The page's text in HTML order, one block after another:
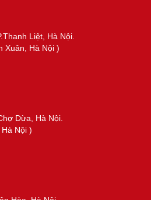
Liệt, Hà Nội.
Xuân, Hà Nội )
Dừa, Hà Nội.
Nội )